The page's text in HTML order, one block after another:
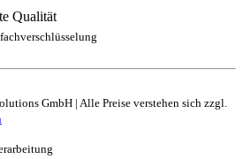
Qualität
GmbH | Alle Preise verstehen sich zzgl.